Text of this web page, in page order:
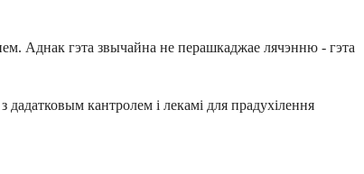
Аднак гэта звычайна не перашкаджае лячэнню - гэта
кантролем і лекамі для прадухілення